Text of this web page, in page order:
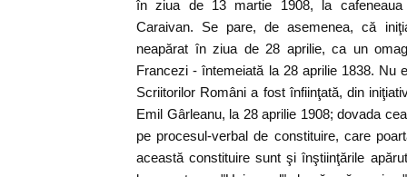
în ziua de 13 martie 1908, la
Caraivan. Se pare, de asemenea, că
neapărat în ziua de 28 aprilie, ca un
Francezi - întemeiată la 28 aprilie 1838. Nu
Scriitorilor Români a fost înfiinţată, din
Emil Gârleanu, la 28 aprilie 1908; dovada
pe procesul-verbal de constituire, care
această constituire sunt şi înştiinţările